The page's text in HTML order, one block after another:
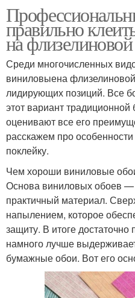
правильно
на
Среди многочисленных
виниловыена
лидирующих позиций. Все
этот вариант традиционной
оценивают все его
расскажем про
поклейку.
Чем хороши виниловые
Основа виниловых обоев
практичный материал.
напылением, которое
защиту. В итоге достаточно
намного лучше
бумажные обои. Вот его